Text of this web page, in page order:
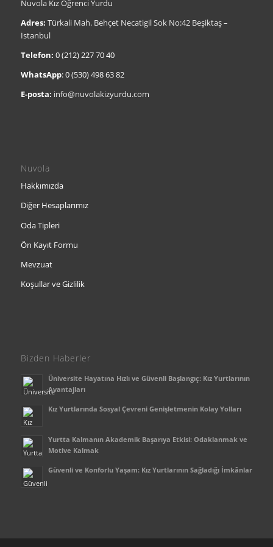
Nuvola Kız Öğrenci Yurdu
Adres: Türkali Mah. Behçet Necatigil Sok No:42 Beşiktaş –
İstanbul
Telefon: 0 (212) 227 70 40
WhatsApp:0 (530) 498 63 82
E-posta: info@nuvolakizyurdu.com
Nuvola
Hakkımızda
Diğer Hesaplarımız
Oda Tipleri
Ön Kayıt Formu
Mevzuat
Koşullar ve Gizlilik
Bizden Haberler
Üniversite Hayatına Hızlı ve Güvenli Başlangıç: Kız Yurtlarının
Avantajları
Kız Yurtlarında Sosyal Çevreni Genişletmenin Kolay Yolları
Yurtta Kalmanın Akademik Başarıya Etkisi: Odaklanmak ve
Motive Kalmak
Güvenli ve Konforlu Yaşam: Kız Yurtlarının Sağladığı İmkânlar